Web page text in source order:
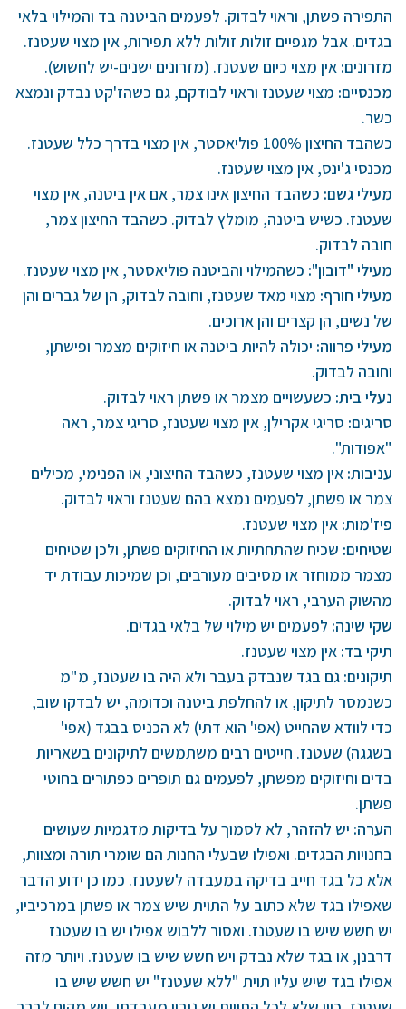
התפירה פשתן, וראוי לבדוק. לפעמים הביטנה בד והמילוי בלאי
בגדים. אבל מגפיים זולות זולות ללא תפירות, אין מצוי שעטנז.
מזרונים: אין מצוי כיום שעטנז. (מזרונים ישנים-יש לחשוש).
מכנסיים: מצוי שעטנז וראוי לבודקם, גם כשהז'קט נבדק ונמצא
כשר.
כשהבד החיצון 100% פוליאסטר, אין מצוי בדרך כלל שעטנז.
מכנסי ג'ינס, אין מצוי שעטנז.
מעילי גשם: כשהבד החיצון אינו צמר, אם אין ביטנה, אין מצוי
שעטנז. כשיש ביטנה, מומלץ לבדוק. כשהבד החיצון צמר,
חובה לבדוק.
מעילי "דובון": כשהמילוי והביטנה פוליאסטר, אין מצוי שעטנז.
מעילי חורף: מצוי מאד שעטנז, וחובה לבדוק, הן של גברים והן
של נשים, הן קצרים והן ארוכים.
מעילי פרווה: יכולה להיות ביטנה או חיזוקים מצמר ופישתן,
וחובה לבדוק.
נעלי בית: כשעשויים מצמר או פשתן ראוי לבדוק.
סריגים: סריגי אקרילן, אין מצוי שעטנז, סריגי צמר, ראה
"אפודות".
עניבות: אין מצוי שעטנז, כשהבד החיצוני, או הפנימי, מכילים
צמר או פשתן, לפעמים נמצא בהם שעטנז וראוי לבדוק.
פיז'מות: אין מצוי שעטנז.
שטיחים: שכיח שהתחתיות או החיזוקים פשתן, ולכן שטיחים
מצמר ממוחזר או מסיבים מעורבים, וכן שמיכות עבודת יד
מהשוק הערבי, ראוי לבדוק.
שקי שינה: לפעמים יש מילוי של בלאי בגדים.
תיקי בד: אין מצוי שעטנז.
תיקונים: גם בגד שנבדק בעבר ולא היה בו שעטנז, מ"מ
כשנמסר לתיקון, או להחלפת ביטנה וכדומה, יש לבדקו שוב,
כדי לוודא שהחייט (אפי' הוא דתי) לא הכניס בבגד (אפי'
בשגגה) שעטנז. חייטים רבים משתמשים לתיקונים בשאריות
בדים וחיזוקים מפשתן, לפעמים גם תופרים כפתורים בחוטי
פשתן.
הערה: יש להזהר, לא לסמוך על בדיקות מדגמיות שעושים
בחנויות הבגדים. ואפילו שבעלי החנות הם שומרי תורה ומצוות,
אלא כל בגד חייב בדיקה במעבדה לשעטנז. כמו כן ידוע הדבר
שאפילו בגד שלא כתוב על התוית שיש צמר או פשתן במרכיביו,
יש חשש שיש בו שעטנז. ואסור ללבוש אפילו יש בו שעטנז
דרבנן, או בגד שלא נבדק ויש חשש שיש בו שעטנז. ויותר מזה
אפילו בגד שיש עליו תוית "ללא שעטנז" יש חשש שיש בו